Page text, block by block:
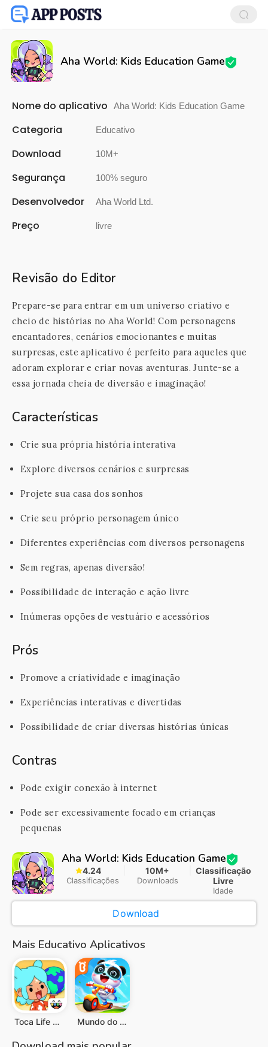
Aha World: Kids Education Game
Nome do aplicativo Aha World: Kids Education Game
Categoria Educativo
Download 10M+
Segurança 100% seguro
Desenvolvedor Aha World Ltd.
Preço livre
Revisão do Editor
Prepare-se para entrar em um universo criativo e
cheio de histórias no Aha World! Com personagens
encantadores, cenários emocionantes e muitas
surpresas, este aplicativo é perfeito para aqueles que
adoram explorar e criar novas aventuras. Junte-se a
essa jornada cheia de diversão e imaginação!
Características
Crie sua própria história interativa
Explore diversos cenários e surpresas
Projete sua casa dos sonhos
Crie seu próprio personagem único
Diferentes experiências com diversos personagens
Sem regras, apenas diversão!
Possibilidade de interação e ação livre
Inúmeras opções de vestuário e acessórios
Prós
Promove a criatividade e imaginação
Experiências interativas e divertidas
Possibilidade de criar diversas histórias únicas
Contras
Pode exigir conexão à internet
Pode ser excessivamente focado em crianças
pequenas
Aha World: Kids Education Game
4.24
Classificações
10M+
Downloads
Classificação
Livre
Idade
Download
Mais Educativo Aplicativos
Toca Life World Mundo do Bebê Panda